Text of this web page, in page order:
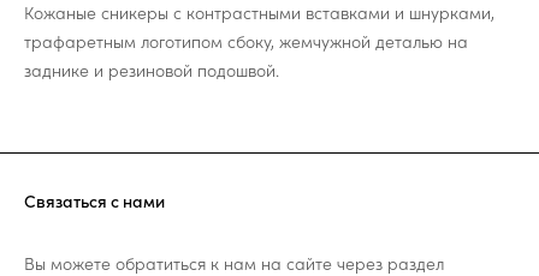
Кожаные сникеры с контрастными вставками и шнурками,
трафаретным логотипом сбоку, жемчужной деталью на
заднике и резиновой подошвой.
Связаться с нами
Вы можете обратиться к нам на сайте через раздел